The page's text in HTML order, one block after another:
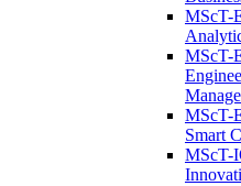
MScT-
MScT-
MScT-
Smart
MScT-